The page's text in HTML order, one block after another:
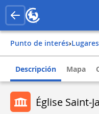
Punto de interés›
Descripción Mapa
Église Saint-